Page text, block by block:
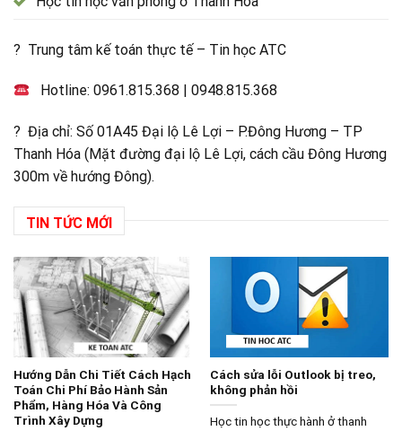
? Trung tâm kế toán thực tế – Tin học ATC
Hotline:0961.815.368 |0948.815.368
? Địa chỉ: Số 01A45 Đại lộ Lê Lợi – P.Đông Hương – TP
Thanh Hóa (Mặt đường đại lộ Lê Lợi, cách cầu Đông Hương
300m về hướng Đông).
TIN TỨC MỚI
Hướng Dẫn Chi Tiết Cách Hạch
Toán Chi Phí Bảo Hành Sản
Phẩm, Hàng Hóa Và Công
Trình Xây Dựng
Cách sửa lỗi Outlook bị treo,
không phản hồi
Học tin học thực hành ở thanh